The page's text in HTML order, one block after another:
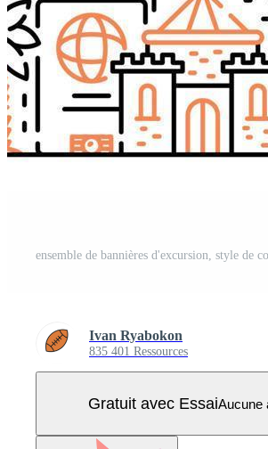
ensemble de bannières d'excursion, style de
Ivan Ryabokon
835 401 Ressources
Gratuit avec EssaiAucune